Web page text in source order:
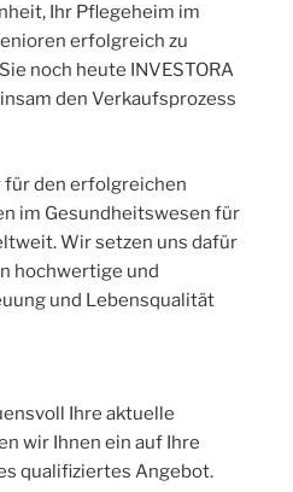
Ihr Pflegeheim im
erfolgreich zu
noch heute INVESTORA
den Verkaufsprozess
für den erfolgreichen
im Gesundheitswesen für
Wir setzen uns dafür
hochwertige und
und Lebensqualität
Ihre aktuelle
wir Ihnen ein auf Ihre
qualifiziertes Angebot.